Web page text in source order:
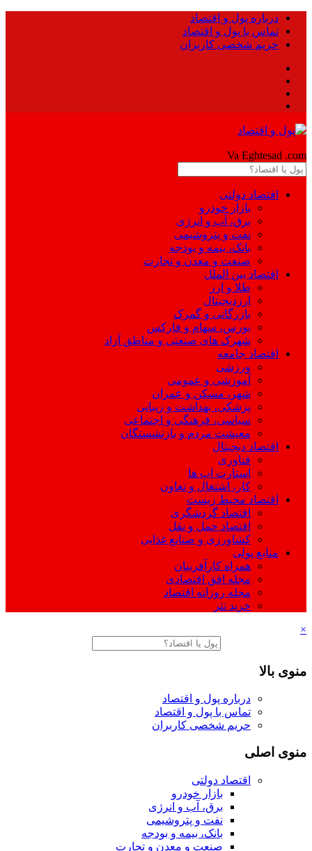
درباره پول و اقتصاد
تماس با پول و اقتصاد
حریم شخصی کاربران
Va Eghtesad .com
اقتصاد دولتی
بازار خودرو
برق، آب و انرژی
نفت و پتروشیمی
بانک، بیمه و بودجه
صنعت و معدن و تجارت
اقتصاد بین الملل
طلا و ارز
ارزدیجیتال
بازرگانی و گمرک
بورس، سهام و فارکس
شهرک های صنعتی و مناطق آزاد
اقتصاد جامعه
ورزشی
آموزشی و عمومی
شهر، مسکن و عمران
پزشکی، بهداشت و زیبایی
سیاسی، فرهنگی و اجتماعی
معیشت مردم و بازنشستگان
اقتصاد دیجیتال
فناوری
استارت اپ ها
کار، اشتغال و تعاون
اقتصاد محیط زیست
اقتصاد گردشگری
اقتصاد حمل و نقل
کشاورزی و صنایع غذایی
منابع پولی
همراه کارآفرینان
مجله افق اقتصادی
مجله روزانه اقتصاد
خرید تتر
×
منوی بالا
درباره پول و اقتصاد
تماس با پول و اقتصاد
حریم شخصی کاربران
منوی اصلی
اقتصاد دولتی
بازار خودرو
برق، آب و انرژی
نفت و پتروشیمی
بانک، بیمه و بودجه
صنعت و معدن و تجارت